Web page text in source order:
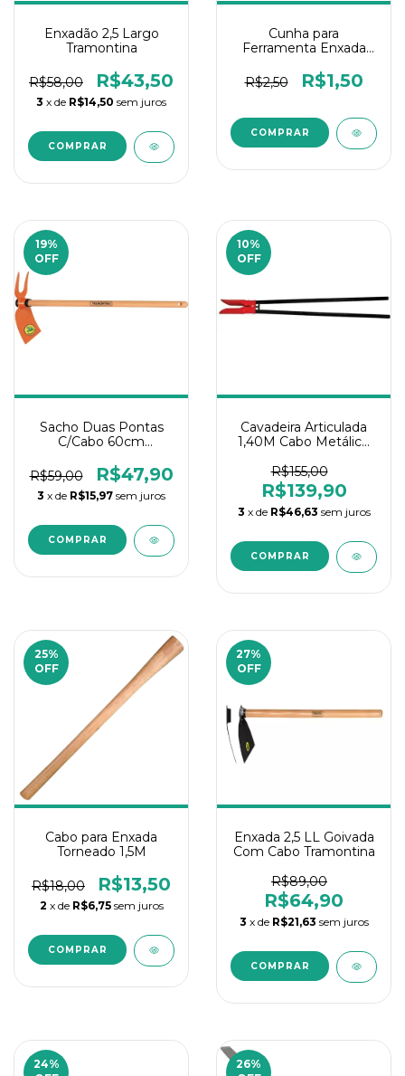
Enxadão 2,5 Largo
Tramontina
R$58,00 R$43,50
3 x de R$14,50 sem juros
Cunha para
Ferramenta Enxada
R$2,50
R$1,50
19%
OFF
Sacho Duas Pontas
C/Cabo 60cm
R$59,00
R$47,90
3 x de R$15,97 sem juros
10%
OFF
Cavadeira Articulada
1,40M Cabo Metálico
R$155,00
R$139,90
3 x de R$46,63 sem juros
25%
OFF
Cabo para Enxada
Torneado 1,5M
R$18,00 R$13,50
2 x de R$6,75 sem juros
27%
OFF
Enxada 2,5 LL Goivada
Com Cabo Tramontina
R$89,00
R$64,90
3 x de R$21,63 sem juros
24%
26%